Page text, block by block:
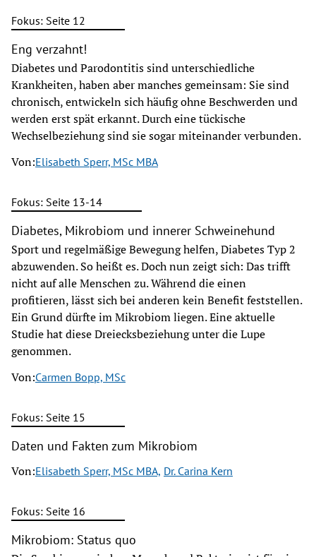
Fokus: Seite 12
Eng verzahnt!
Diabetes und Parodontitis sind unterschiedliche
Krankheiten, haben aber manches gemeinsam: Sie sind
chronisch, entwickeln sich häufig ohne Beschwerden und
werden erst spät erkannt. Durch eine tückische
Wechselbeziehung sind sie sogar miteinander verbunden.
Von:Elisabeth Sperr, MSc MBA
Fokus: Seite 13-14
Diabetes, Mikrobiom und innerer Schweinehund
Sport und regelmäßige Bewegung helfen, Diabetes Typ 2
abzuwenden. So heißt es. Doch nun zeigt sich: Das trifft
nicht auf alle Menschen zu. Während die einen
profitieren, lässt sich bei anderen kein Benefit feststellen.
Ein Grund dürfte im Mikrobiom liegen. Eine aktuelle
Studie hat diese Dreiecksbeziehung unter die Lupe
genommen.
Von:Carmen Bopp, MSc
Fokus: Seite 15
Daten und Fakten zum Mikrobiom
Von:Elisabeth Sperr, MSc MBA, Dr. Carina Kern
Fokus: Seite 16
Mikrobiom: Status quo